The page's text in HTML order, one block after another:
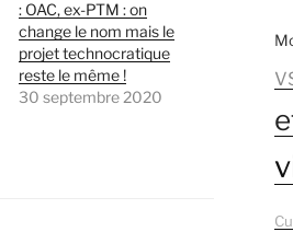
: OAC, ex-PTM : on
change le nom mais le
projet technocratique
reste le même !
30 septembre 2020